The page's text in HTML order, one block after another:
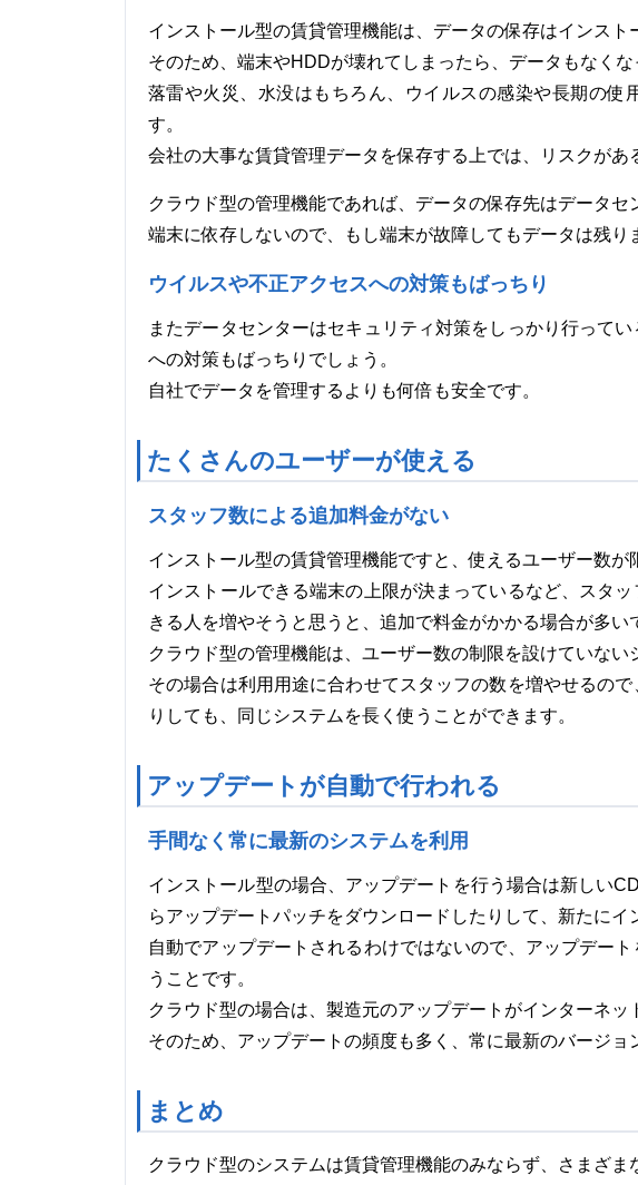
インストール型の賃貸管理機能は、データの保存はインスト
そのため、端末やHDDが壊れてしまったら、データもなくな
落雷や火災、水没はもちろん、ウイルスの感染や長期の使
す。
会社の大事な賃貸管理データを保存する上では、リスクがあ
クラウド型の管理機能であれば、データの保存先はデータセ
端末に依存しないので、もし端末が故障してもデータは残り
ウイルスや不正アクセスへの対策もばっちり
またデータセンターはセキュリティ対策をしっかり行って
への対策もばっちりでしょう。
自社でデータを管理するよりも何倍も安全です。
たくさんのユーザーが使える
スタッフ数による追加料金がない
インストール型の賃貸管理機能ですと、使えるユーザー数が
インストールできる端末の上限が決まっているなど、スタ
きる人を増やそうと思うと、追加で料金がかかる場合が多い
クラウド型の管理機能は、ユーザー数の制限を設けていない
その場合は利用用途に合わせてスタッフの数を増やせるの
りしても、同じシステムを長く使うことができます。
アップデートが自動で行われる
手間なく常に最新のシステムを利用
インストール型の場合、アップデートを行う場合は新しい
らアップデートパッチをダウンロードしたりして、新たにイ
自動でアップデートされるわけではないので、アップデー
うことです。
クラウド型の場合は、製造元のアップデートがインターネッ
そのため、アップデートの頻度も多く、常に最新のバージョ
まとめ
クラウド型のシステムは賃貸管理機能のみならず、さまざま